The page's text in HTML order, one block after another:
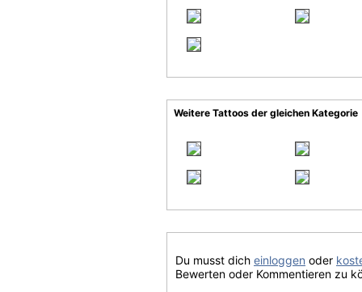
Weitere Tattoos der gleichen Kategorie
Du musst dich einloggen oder
Bewerten oder Kommentieren zu